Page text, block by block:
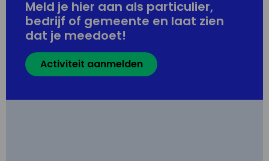
Meld je hier aan als particulier,
bedrijf of gemeente en laat zien
dat je meedoet!
Activiteit aanmelden